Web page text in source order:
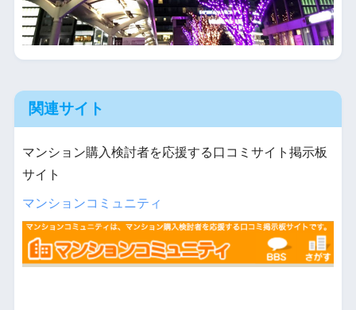
関連サイト
マンション購入検討者を応援する口コミサイト掲示板
サイト
マンションコミュニティ